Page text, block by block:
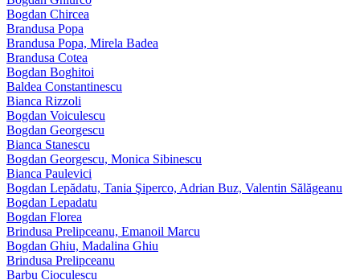
Bogdan Chircea
Brandusa Popa
Brandusa Popa, Mirela Badea
Brandusa Cotea
Bogdan Boghitoi
Baldea Constantinescu
Bianca Rizzoli
Bogdan Voiculescu
Bogdan Georgescu
Bianca Stanescu
Bogdan Georgescu, Monica Sibinescu
Bianca Paulevici
Bogdan Lepădatu, Tania Şiperco, Adrian Buz, Valentin Sălăgeanu
Bogdan Lepadatu
Bogdan Florea
Brindusa Prelipceanu, Emanoil Marcu
Bogdan Ghiu, Madalina Ghiu
Brindusa Prelipceanu
Barbu Cioculescu